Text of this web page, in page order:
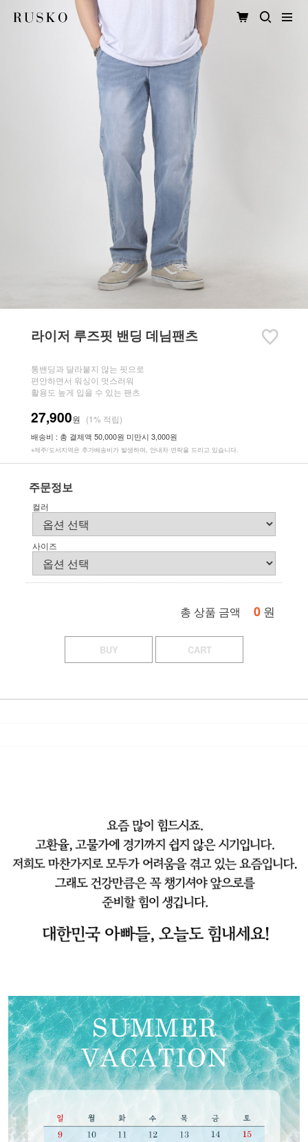
라이저 루즈핏 밴딩 데님팬츠
통밴딩과 달라붙지 않는 핏으로
편안하면서 워싱이 멋스러워
활용도 높게 입을 수 있는 팬츠
27,900원 (1% 적립)
배송비 : 총 결제액 50,000원 미만시 3,000원
※제주/도서지역은 추가배송비가 발생하며, 안내차 연락을 드리고 있습니다.
주문정보
컬러
사이즈
총 상품 금액 0 원
BUY CART